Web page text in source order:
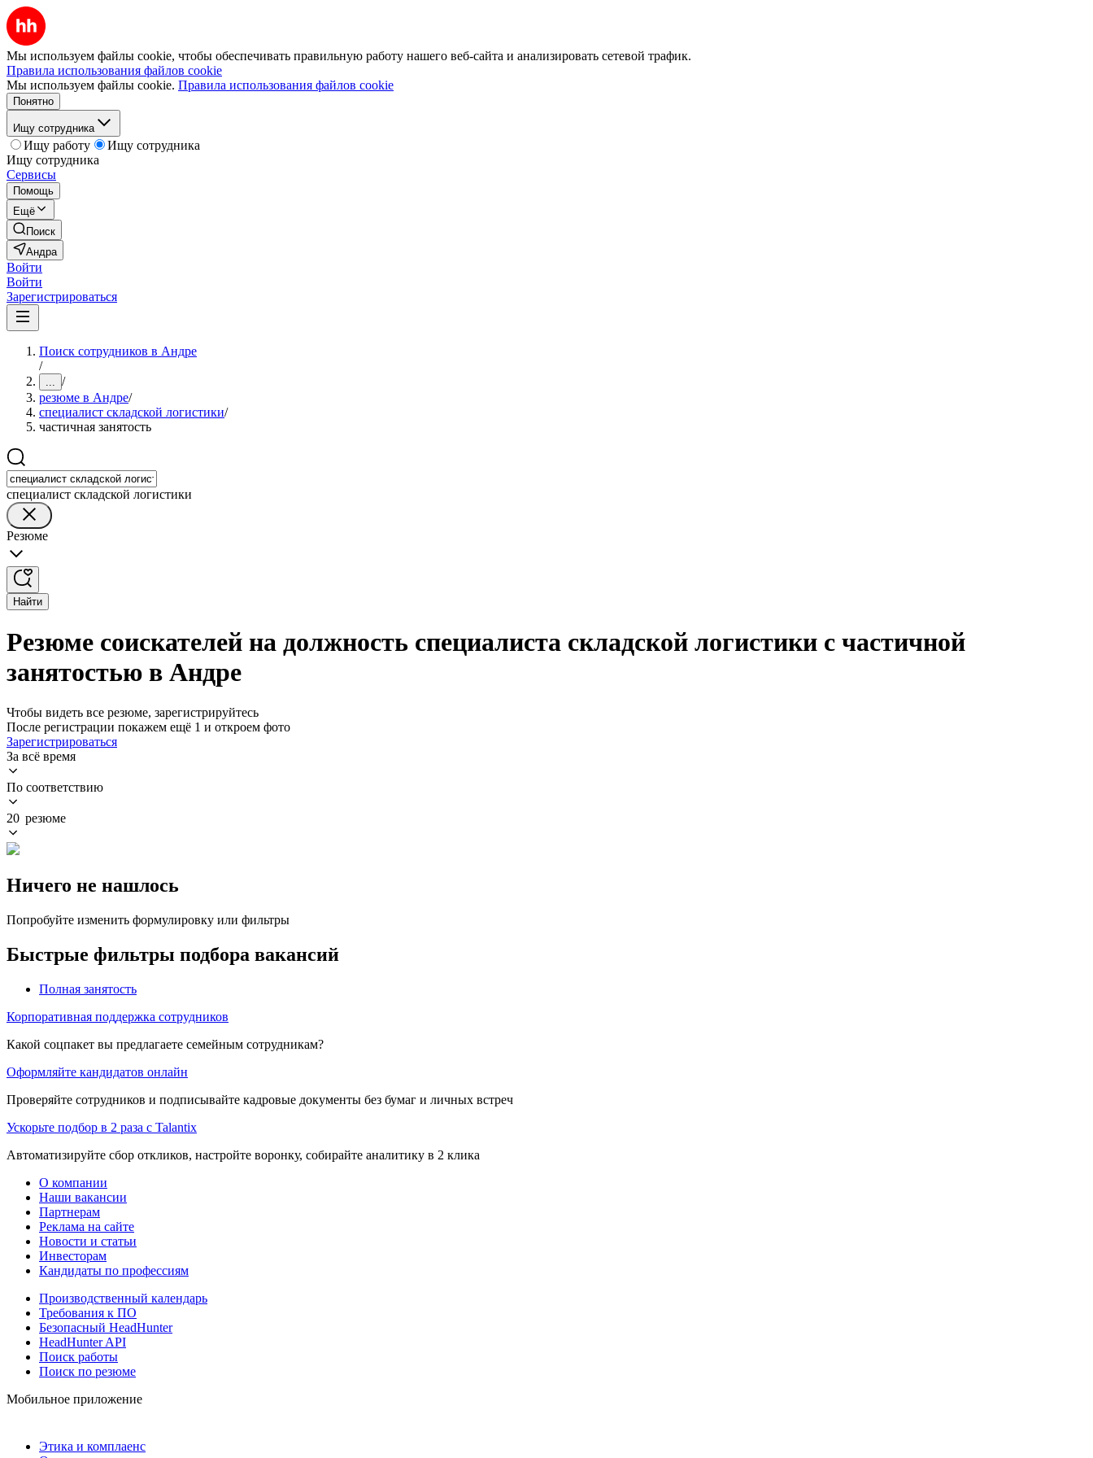
Мы используем файлы cookie, чтобы обеспечивать правильную работу нашего веб-сайта и анализировать сетевой трафик.
Правила использования файлов cookie
Мы используем файлы cookie. Правила использования файлов cookie
Понятно
Ищу сотрудника
Ищу работу
Ищу сотрудника
Ищу сотрудника
Сервисы
Помощь
Ещё
Поиск
Андра
Войти
Войти
Зарегистрироваться
Поиск сотрудников в Андре
/
... /
резюме в Андре/
специалист складской логистики/
частичная занятость
специалист складской логистики
Резюме
Найти
Резюме соискателей на должность специалиста складской логистики с частичной
занятостью в Андре
Чтобы видеть все резюме, зарегистрируйтесь
После регистрации покажем ещё 1 и откроем фото
Зарегистрироваться
За всё время
По соответствию
20 резюме
Ничего не нашлось
Попробуйте изменить формулировку или фильтры
Быстрые фильтры подбора вакансий
Полная занятость
Корпоративная поддержка сотрудников
Какой соцпакет вы предлагаете семейным сотрудникам?
Оформляйте кандидатов онлайн
Проверяйте сотрудников и подписывайте кадровые документы без бумаг и личных встреч
Ускорьте подбор в 2 раза с Talantix
Автоматизируйте сбор откликов, настройте воронку, собирайте аналитику в 2 клика
О компании
Наши вакансии
Партнерам
Реклама на сайте
Новости и статьи
Инвесторам
Кандидаты по профессиям
Производственный календарь
Требования к ПО
Безопасный HeadHunter
HeadHunter API
Поиск работы
Поиск по резюме
Мобильное приложение
Этика и комплаенс